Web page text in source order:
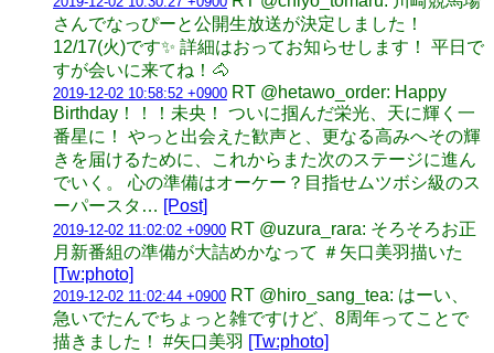
さんでなっぴーと公開生放送が決定しました！
12/17(火)です✨ 詳細はおってお知らせします！ 平日で
すが会いに来てね！🐴
2019-12-02 10:58:52 +0900 RT @hetawo_order: Happy
Birthday！！！未央！ ついに掴んだ栄光、天に輝く一
番星に！ やっと出会えた歓声と、更なる高みへその輝
きを届けるために、これからまた次のステージに進ん
でいく。 心の準備はオーケー？目指せムツボシ級のス
ーパースタ… [Post]
2019-12-02 11:02:02 +0900 RT @uzura_rara: そろそろお正
月新番組の準備が大詰めかなって ＃矢口美羽描いた
[Tw:photo]
2019-12-02 11:02:44 +0900 RT @hiro_sang_tea: はーい、
急いでたんでちょっと雑ですけど、8周年ってことで
描きました！ #矢口美羽 [Tw:photo]